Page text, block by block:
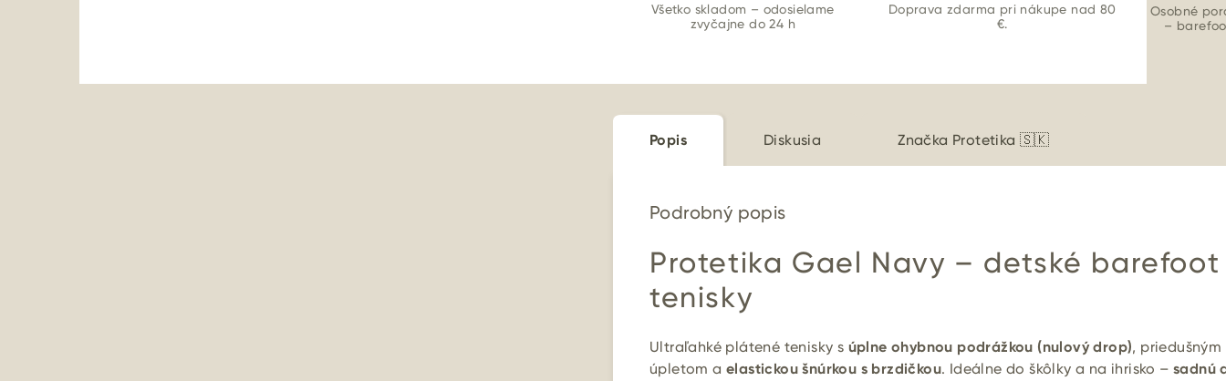
Všetko skladom – odosielame
zvyčajne do 24 h
Doprava zdarma pri nákupe nad 80
€.
Osobné
–
Popis Diskusia Značka Protetika 🇸🇰
Podrobný popis
Protetika Gael Navy – detské barefoot
tenisky
Ultraľahké plátené tenisky s úplne ohybnou podrážkou (nulový drop), priedušným
úpletom aelastickou šnúrkou s brzdičkou. Ideálne do škôlky a na ihrisko –sadnú